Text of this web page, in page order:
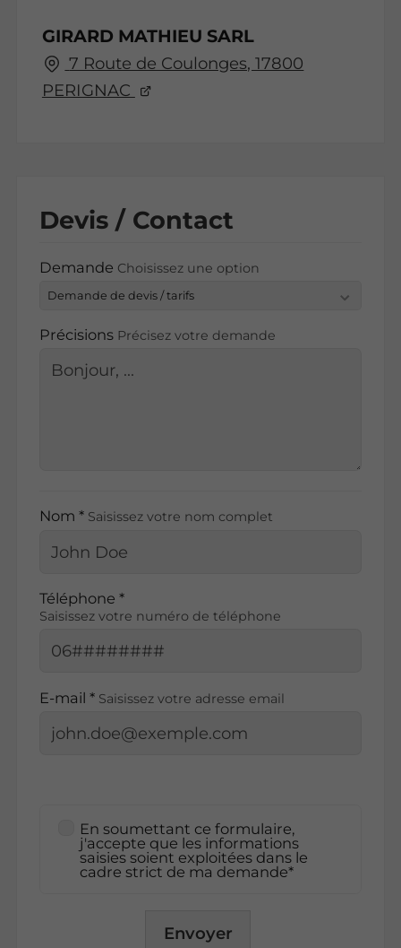
GIRARD MATHIEU SARL
7 Route de Coulonges, 17800
PERIGNAC
Devis / Contact
Demande Choisissez une option
Précisions Précisez votre demande
Nom * Saisissez votre nom complet
Téléphone *
Saisissez votre numéro de téléphone
E-mail * Saisissez votre adresse email
En soumettant ce formulaire,
j'accepte que les informations
saisies soient exploitées dans le
cadre strict de ma demande*
Envoyer